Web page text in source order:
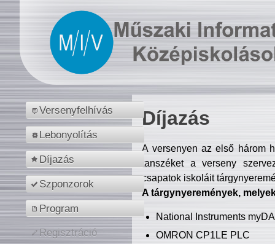
Versenyfelhívás
Lebonyolítás
Díjazás
Szponzorok
Program
Regisztráció
Díjazás
A versenyen az első három
tanszéket a verseny
csapatok iskoláit
A tárgynyeremények,
National Instruments
OMRON CP1LE PLC